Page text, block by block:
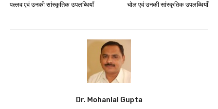
पल्लव एवं उनकी सांस्कृतिक उपलब्धियाँ चोल एवं उनकी सांस्कृतिक उपलब्धियाँ
Dr. Mohanlal Gupta